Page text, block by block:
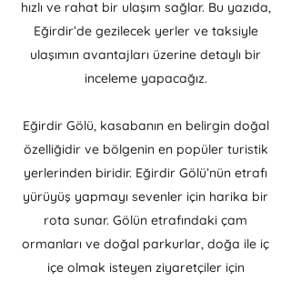
hızlı ve rahat bir ulaşım sağlar. Bu yazıda,
Eğirdir’de gezilecek yerler ve taksiyle
ulaşımın avantajları üzerine detaylı bir
inceleme yapacağız.
Eğirdir Gölü, kasabanın en belirgin doğal
özelliğidir ve bölgenin en popüler turistik
yerlerinden biridir. Eğirdir Gölü’nün etrafı
yürüyüş yapmayı sevenler için harika bir
rota sunar. Gölün etrafındaki çam
ormanları ve doğal parkurlar, doğa ile iç
içe olmak isteyen ziyaretçiler için